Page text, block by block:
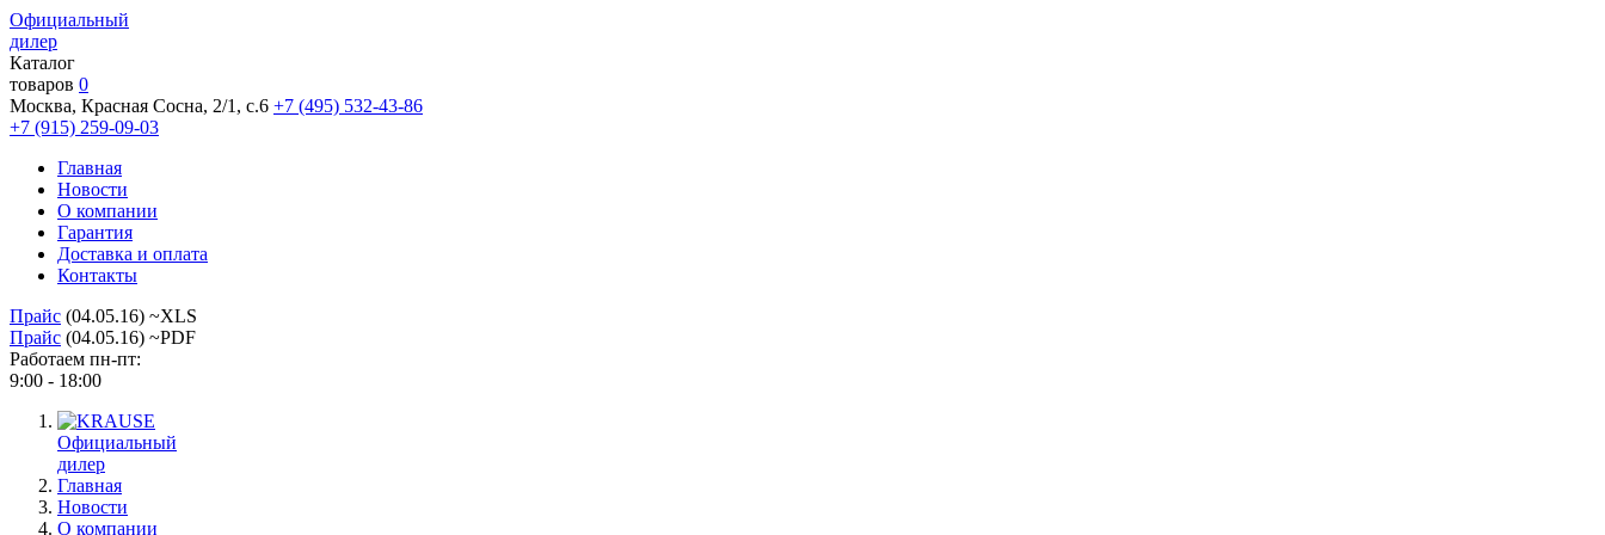
Официальный
дилер
Каталог
товаров 0
Москва, Красная Сосна, 2/1, с.6 +7 (495) 532-43-86
+7 (915) 259-09-03
Главная
Новости
О компании
Гарантия
Доставка и оплата
Контакты
Прайс (04.05.16) ~XLS
Прайс (04.05.16) ~PDF
Работаем пн-пт:
9:00 - 18:00
Официальный
дилер
Главная
Новости
О компании